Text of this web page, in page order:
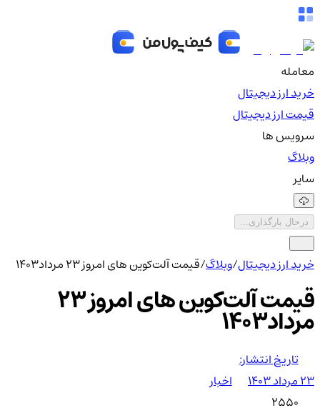
معامله
خرید ارز دیجیتال
قیمت ارز دیجیتال
سرویس ها
وبلاگ
سایر
درحال بارگذاری...
خرید ارز دیجیتال/وبلاگ/قیمت آلت‌کوین های امروز 23 مرداد1403
قیمت آلت‌کوین های امروز 23
مرداد1403
تاریخ انتشار:
۲۳ مرداد ۱۴۰۳
اخبار
2550